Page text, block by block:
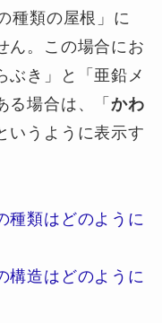
種類の屋根」に
ん。この場合にお
ぶき」と「亜鉛メ
る場合は、「かわ
いうように表示す
種類はどのように
構造はどのように